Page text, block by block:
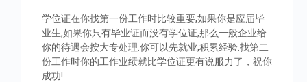
学位证在你找第一份工作时比较重要,如果你是应届毕
业生,如果你只有毕业证而没有学位证,那么一般企业给
你的待遇会按大专处理.你可以先就业,积累经验.找第二
份工作时你的工作业绩就比学位证更有说服力了，祝你
成功!